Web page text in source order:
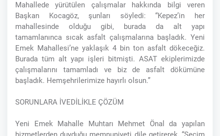
Mahallede yürütülen çalışmalar hakkında bilgi veren
Başkan Kocagöz, şunları söyledi: “Kepez’in her
mahallesinde olduğu gibi, burada da alt yapı
tamamlanınca sıcak asfalt çalışmalarına başladık. Yeni
Emek Mahallesi’ne yaklaşık 4 bin ton asfalt dökeceğiz.
Burada tüm alt yapı işleri bitmişti. ASAT ekiplerimizde
çalışmalarını tamamladı ve biz de asfalt dökümüne
başladık. Hemşehrilerimize hayırlı olsun.”
SORUNLARA İVEDİLİKLE ÇÖZÜM
Yeni Emek Mahalle Muhtarı Mehmet Önal da yapılan